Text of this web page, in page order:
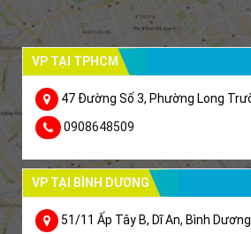
VP TẠI TPHCM
47 Đường Số 3, Phường Long
0908648509
VP TẠI BÌNH DƯƠNG
51/11 Ấp Tây B, Dĩ An, Bình Dương